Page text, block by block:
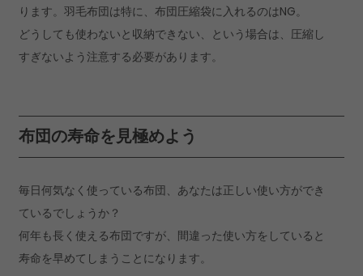
ります。羽毛布団は特に、布団圧縮袋に入れるのはNG。
どうしても使わないと収納できない、という場合は、圧縮し
すぎないよう注意する必要があります。
布団の寿命を見極めよう
毎日何気なく使っている布団、あなたは正しい使い方ができ
ているでしょうか？
何年も長く使える布団ですが、間違った使い方をしていると
寿命を早めてしまうことになります。